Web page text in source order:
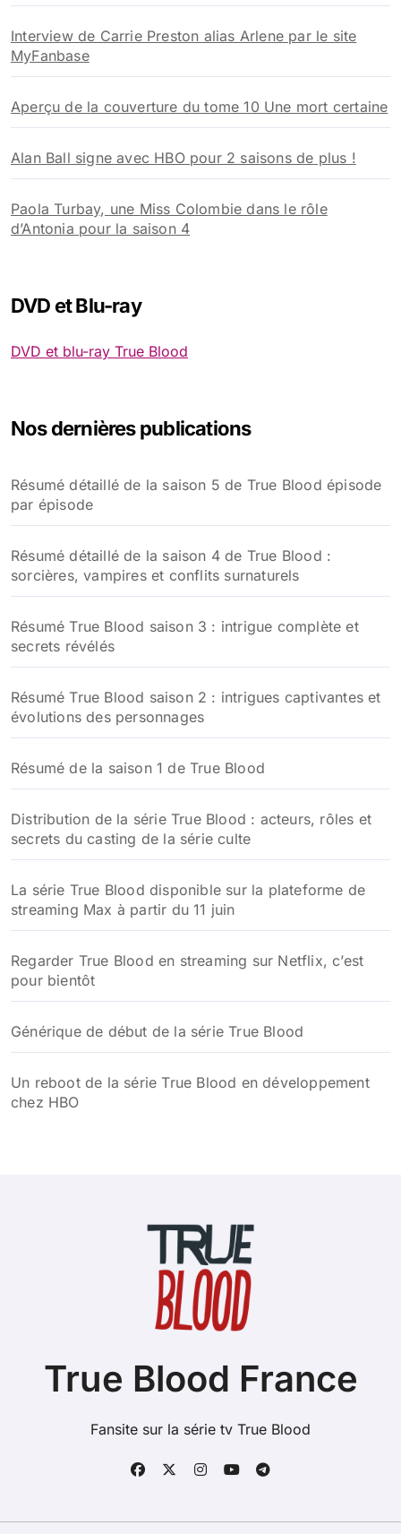
Interview de Carrie Preston alias Arlene par le site
MyFanbase
Aperçu de la couverture du tome 10 Une mort certaine
Alan Ball signe avec HBO pour 2 saisons de plus !
Paola Turbay, une Miss Colombie dans le rôle
d’Antonia pour la saison 4
DVD et Blu-ray
DVD et blu-ray True Blood
Nos dernières publications
Résumé détaillé de la saison 5 de True Blood épisode
par épisode
Résumé détaillé de la saison 4 de True Blood :
sorcières, vampires et conflits surnaturels
Résumé True Blood saison 3 : intrigue complète et
secrets révélés
Résumé True Blood saison 2 : intrigues captivantes et
évolutions des personnages
Résumé de la saison 1 de True Blood
Distribution de la série True Blood : acteurs, rôles et
secrets du casting de la série culte
La série True Blood disponible sur la plateforme de
streaming Max à partir du 11 juin
Regarder True Blood en streaming sur Netflix, c’est
pour bientôt
Générique de début de la série True Blood
Un reboot de la série True Blood en développement
chez HBO
True Blood France
Fansite sur la série tv True Blood